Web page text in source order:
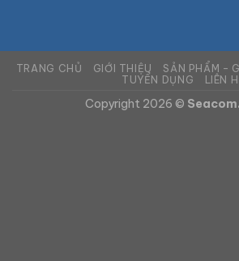
TRANG CHỦ GIỚI THIỆU SẢN PHẨM –
TUYỂN DỤNG
LIÊN
Copyright 2026 ©